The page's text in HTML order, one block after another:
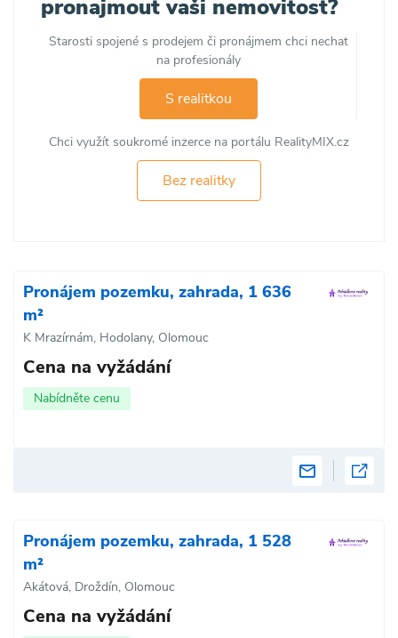
pronajmout vaši nemovitost?
Starosti spojené s prodejem či pronájmem chci nechat
na profesionály
S realitkou
Chci využít soukromé inzerce na portálu RealityMIX.cz
Bez realitky
Pronájem pozemku, zahrada, 1 636
m²
K Mrazírnám, Hodolany, Olomouc
Cena na vyžádání
Nabídněte cenu
Pronájem pozemku, zahrada, 1 528
m²
Akátová, Droždín, Olomouc
Cena na vyžádání